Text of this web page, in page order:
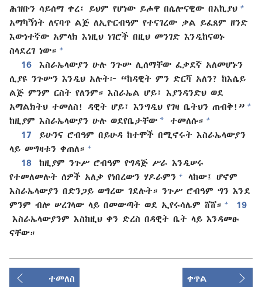
ሕዝቡን ሳይሰማ ቀረ፤ ይህም የሆነው ይሖዋ በሴሎናዊው በአኪያህ +
አማካኝነት ለናባጥ ልጅ ለኢዮርብዓም የተናገረው ቃል ይፈጸም ዘንድ
እውነተኛው አምላክ እነዚህ ነገሮች በዚህ መንገድ እንዲከናወኑ
ስላደረገ ነው። +
16
እስራኤላውያን ሁሉ ንጉሡ ሊሰማቸው ፈቃደኛ አለመሆኑን
ሲያዩ ንጉሡን እንዲህ አሉት፦ “ከዳዊት ምን ድርሻ አለን? ከእሴይ
ልጅ ምንም ርስት የለንም። እስራኤል ሆይ፣ እያንዳንድህ ወደ
አማልክትህ ተመለስ! ዳዊት ሆይ፣ እንግዲህ የገዛ ቤትህን ጠብቅ!” +
ከዚያም እስራኤላውያን ሁሉ ወደየቤታቸው * ተመለሱ። +
17
ይሁንና ሮብዓም በይሁዳ ከተሞች በሚኖሩት እስራኤላውያን
ላይ መግዛቱን ቀጠለ። +
18
ከዚያም ንጉሥ ሮብዓም የግዳጅ ሥራ እንዲሠሩ
የተመለመሉት ሰዎች አለቃ የነበረውን ሃዶራምን +
ላከው፤ ሆኖም
እስራኤላውያን በድንጋይ ወግረው ገደሉት። ንጉሥ ሮብዓም ግን እንደ
ምንም ብሎ ሠረገላው ላይ በመውጣት ወደ ኢየሩሳሌም ሸሸ። +
19
እስራኤላውያንም እስከዚህ ቀን ድረስ በዳዊት ቤት ላይ እንዳመፁ
ናቸው።
ተመለስ ቀጥል